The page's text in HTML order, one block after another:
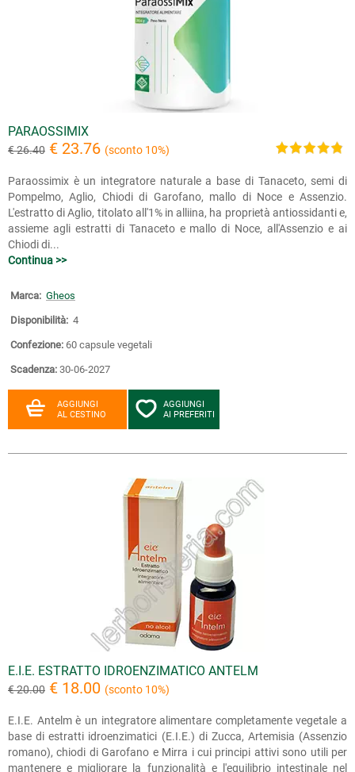
PARAOSSIMIX
€ 26.40 € 23.76 (sconto 10%)
Paraossimix è un integratore naturale a base di Tanaceto, semi di
Pompelmo, Aglio, Chiodi di Garofano, mallo di Noce e Assenzio.
L'estratto di Aglio, titolato all'1% in alliina, ha proprietà antiossidanti e,
assieme agli estratti di Tanaceto e mallo di Noce, all'Assenzio e ai
Chiodi di...
Continua >>
Marca: Gheos
Disponibilità: 4
Confezione: 60 capsule vegetali
Scadenza: 30-06-2027
AGGIUNGI
AL CESTINO
AGGIUNGI
AI PREFERITI
E.I.E. ESTRATTO IDROENZIMATICO ANTELM
€ 20.00 € 18.00 (sconto 10%)
E.I.E. Antelm è un integratore alimentare completamente vegetale a
base di estratti idroenzimatici (E.I.E.) di Zucca, Artemisia (Assenzio
romano), chiodi di Garofano e Mirra i cui principi attivi sono utili per
mantenere e migliorare la funzionalità e l'equilibrio intestinale nel